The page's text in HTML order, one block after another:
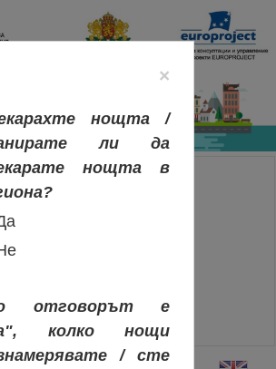
×
нощта /
ли да
нощта в
отговорът е
колко нощи
/ сте